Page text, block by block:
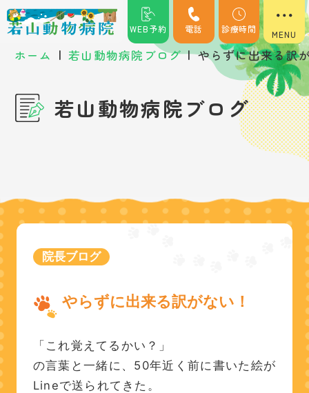
WEB予約 電話 診療時間
ホーム | 若山動物病院ブログ | やらずに出来る訳
若山動物病院ブログ
院長ブログ
やらずに出来る訳がない！
「これ覚えてるかい？」
の言葉と一緒に、50年近く前に書いた絵が
Lineで送られてきた。